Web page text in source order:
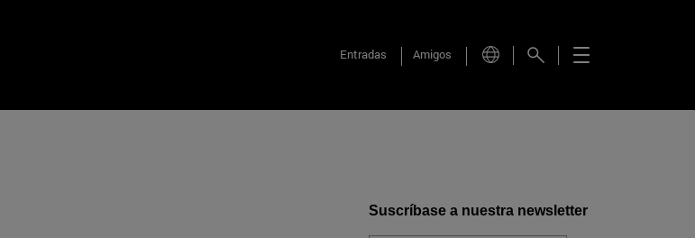
Entradas Amigos
Suscríbase a nuestra newsletter